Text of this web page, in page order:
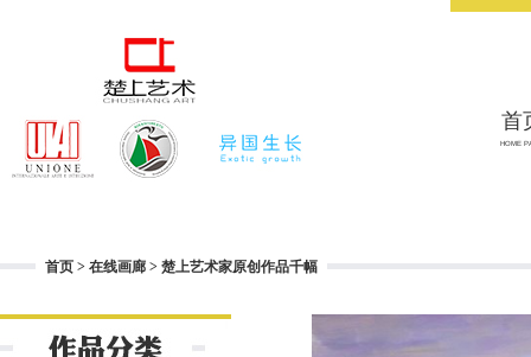
首
HOME
首页 > 在线画廊 > 楚上艺术家原创作品千幅